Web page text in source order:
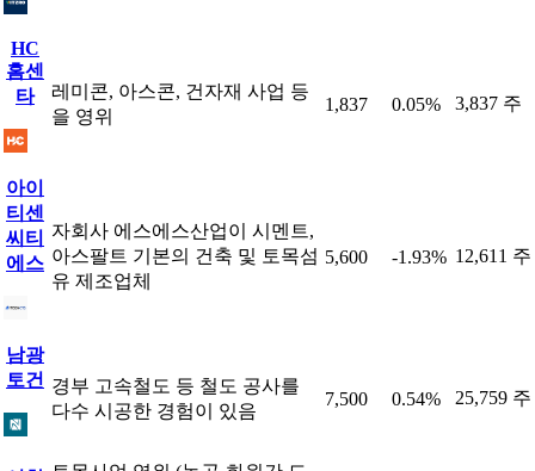
HC
홈센
타
레미콘, 아스콘, 건자재 사업 등
을 영위
1,837 0.05% 3,837 주
아이
티센
씨티
에스
자회사 에스에스산업이 시멘트,
아스팔트 기본의 건축 및 토목섬
유 제조업체
5,600 -1.93% 12,611 주
남광
토건 경부 고속철도 등 철도 공사를
다수 시공한 경험이 있음
7,500 0.54% 25,759 주